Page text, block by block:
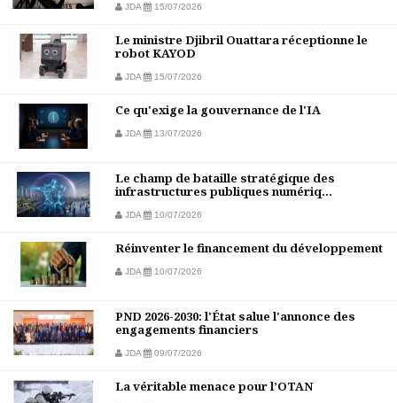
JDA 15/07/2026
Le ministre Djibril Ouattara réceptionne le
robot KAYOD
JDA 15/07/2026
Ce qu'exige la gouvernance de l'IA
JDA 13/07/2026
Le champ de bataille stratégique des
infrastructures publiques numériq...
JDA 10/07/2026
Réinventer le financement du développement
JDA 10/07/2026
PND 2026-2030: l'État salue l'annonce des
engagements financiers
JDA 09/07/2026
La véritable menace pour l’OTAN